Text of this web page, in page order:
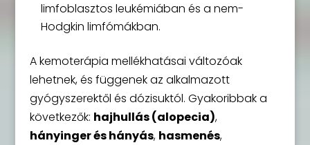
limfoblasztos leukémiában és a nem-
Hodgkin limfómákban.
A kemoterápia mellékhatásai változóak
lehetnek, és függenek az alkalmazott
gyógyszerektől és dózisuktól. Gyakoribbak a
következők: hajhullás (alopecia),
hányinger és hányás, hasmenés,